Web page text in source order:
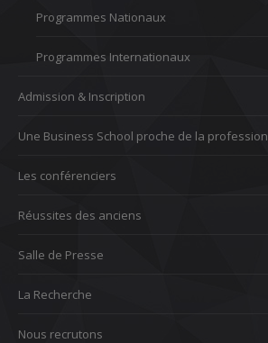
Programmes Nationaux
Programmes Internationaux
Admission & Inscription
Une Business School proche de la profession
Les conférenciers
Réussites des anciens
Salle de Presse
La Recherche
Nous recrutons